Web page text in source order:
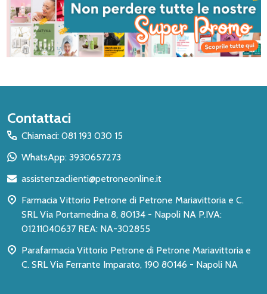
Inizio
del
piè
pagina
Contattaci
Chiamaci: 081 193 030 15
WhatsApp: 3930657273
assistenzaclienti@petroneonline.it
Farmacia Vittorio Petrone di Petrone Mariavittoria e C.
SRL Via Portamedina 8, 80134 - Napoli NA P.IVA:
01211040637 REA: NA-302855
Parafarmacia Vittorio Petrone di Petrone Mariavittoria e
C. SRL Via Ferrante Imparato, 190 80146 - Napoli NA